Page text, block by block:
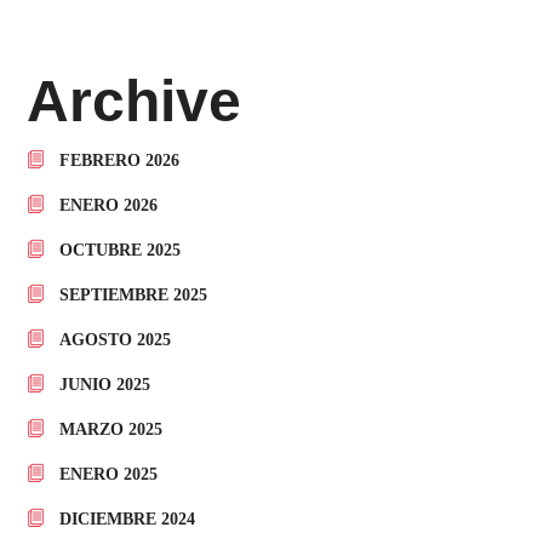
Archive
FEBRERO 2026
ENERO 2026
OCTUBRE 2025
SEPTIEMBRE 2025
AGOSTO 2025
JUNIO 2025
MARZO 2025
ENERO 2025
DICIEMBRE 2024